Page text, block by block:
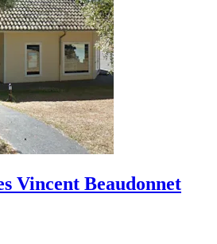
Vincent Beaudonnet